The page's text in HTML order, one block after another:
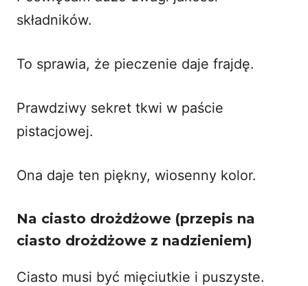
składników.
To sprawia, że pieczenie daje frajdę.
Prawdziwy sekret tkwi w paście
pistacjowej.
Ona daje ten piękny, wiosenny kolor.
Na ciasto drożdżowe (przepis na
ciasto drożdżowe z nadzieniem)
Ciasto musi być mięciutkie i puszyste.